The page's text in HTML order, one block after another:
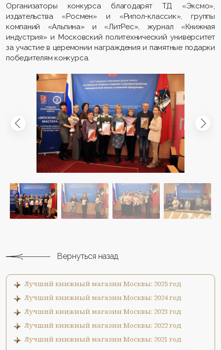
Организаторы конкурса благодарят ТД «Эксмо»,
издательства «Росмен» и «Рипол-классик», группы
компаний «Альпина» и «ЛитРес», журнал «Книжная
индустрия» и Московский политехнический университет
за участие в церемонии награждения и памятные подарки
победителям конкурса.
Вернуться назад
Лучший книжный магазин Москвы: 2025 год
Лучший книжный магазин Москвы: 2024 год
Лучший книжный магазин Москвы: 2023 год
Лучший книжный магазин Москвы: 2022 год
Лучший книжный магазин Москвы: 2021 год